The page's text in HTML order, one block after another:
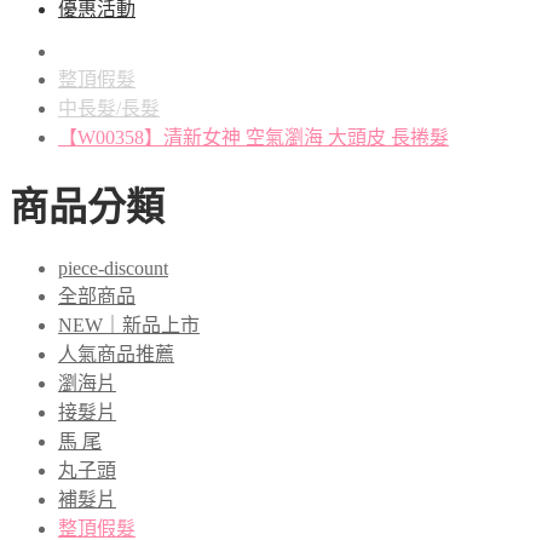
優惠活動
整頂假髮
中長髮/長髮
【W00358】清新女神 空氣瀏海 大頭皮 長捲髮
商品分類
piece-discount
全部商品
NEW｜新品上市
人氣商品推薦
瀏海片
接髮片
馬 尾
丸子頭
補髮片
整頂假髮